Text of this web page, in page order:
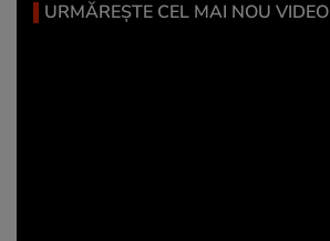
URMĂREȘTE CEL MAI NOU VIDEO